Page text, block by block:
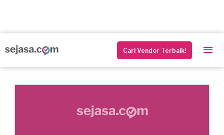
Cari Vendor Terbaik!